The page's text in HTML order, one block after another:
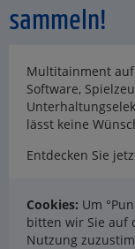
sammeln!
Multitainment
Software,
lässt keine
Entdecken Sie
Cookies: Um
bitten wir Sie auf
Nutzung